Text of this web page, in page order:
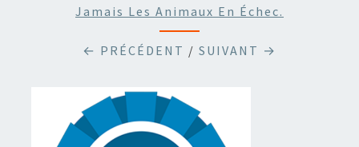
Jamais Les Animaux En Échec.
← PRÉCÉDENT / SUIVANT →